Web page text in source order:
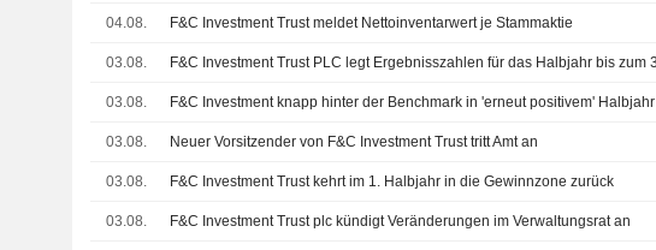
04.08. F&C Investment Trust meldet Nettoinventarwert je Stammaktie
03.08.
03.08. F&C Investment knapp hinter der Benchmark in 'erneut positivem' Halbjahr
03.08. Neuer Vorsitzender von F&C Investment Trust tritt Amt an
03.08. F&C Investment Trust kehrt im 1. Halbjahr in die Gewinnzone zurück
03.08. F&C Investment Trust plc kündigt Veränderungen im Verwaltungsrat an